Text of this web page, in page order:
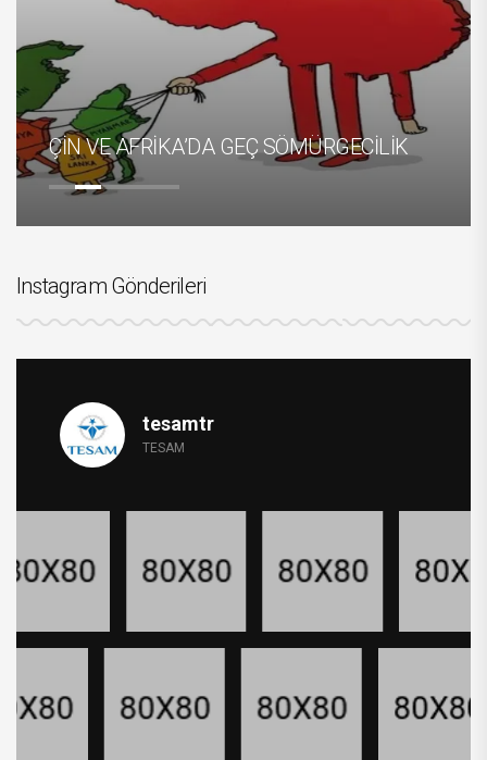
17 AĞUSTOS 1999 GÖLCÜK
YIL DÖNÜMÜNÜDE TÜRKİYE
DEPREM - ÇARPIK KENTLEŞME -
KENTSEL DÖNÜŞÜM
Instagram Gönderileri
tesamtr
TESAM